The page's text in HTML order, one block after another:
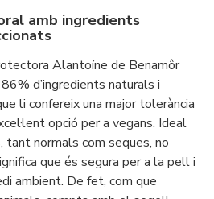
amb ingredients
Alantoíne de Benamôr
d’ingredients naturals i
li confereix una major tolerància
opció per a vegans. Ideal
normals com seques, no
que és segura per a la pell i
ambient. De fet, com que